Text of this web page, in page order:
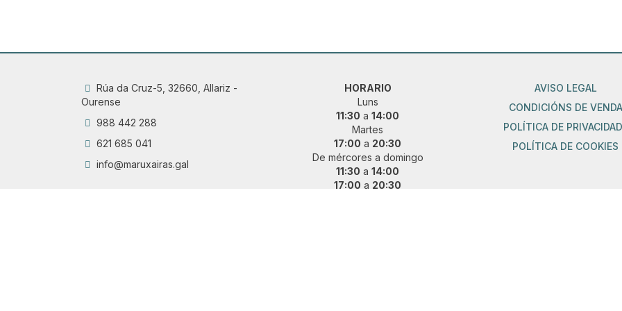
Rúa da Cruz-5, 32660, Allariz -
Ourense
988 442 288
621 685 041
info@maruxairas.gal
HORARIO
Luns
11:30 a 14:00
Martes
17:00 a 20:30
De mércores a domingo
11:30 a 14:00
17:00 a 20:30
AVISO LEGAL
CONDICIÓNS DE VENDA
POLÍTICA DE
POLÍTICA DE COOKIES